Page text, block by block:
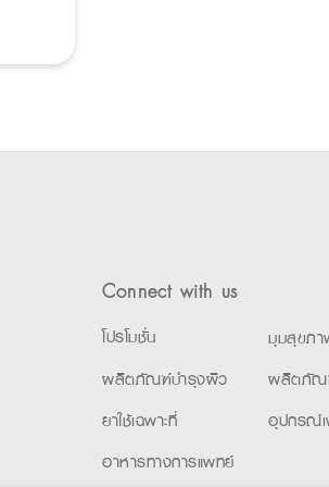
Connect with us
โปรโมชั่น
มุมสุขภ
ผลิตภัณฑ์บำรุงผิว
ผลิตภัณ
ยาใช้เฉพาะที่
อุปกรณ์
อาหารทางการแพทย์